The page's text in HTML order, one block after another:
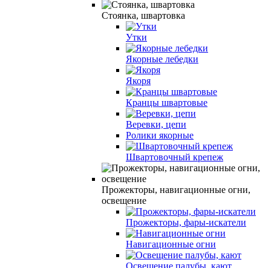
Стоянка, швартовка
Утки
Якорные лебедки
Якоря
Кранцы швартовые
Веревки, цепи
Ролики якорные
Швартовочный крепеж
Прожекторы, навигационные огни,
освещение
Прожекторы, фары-искатели
Навигационные огни
Освещение палубы, кают